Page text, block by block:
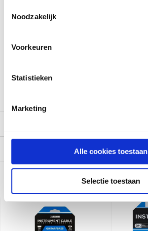
Noodzakelijk
Voorkeuren
Statistieken
Marketing
Alle cookies toestaan
Selectie toestaan
knopen.
Gerelateerde producten